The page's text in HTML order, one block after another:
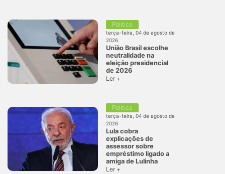
Política
terça-feira, 04 de agosto de
2026
União Brasil escolhe
neutralidade na
eleição presidencial
de 2026
Ler +
Política
terça-feira, 04 de agosto de
2026
Lula cobra
explicações de
assessor sobre
empréstimo ligado a
amiga de Lulinha
Ler +